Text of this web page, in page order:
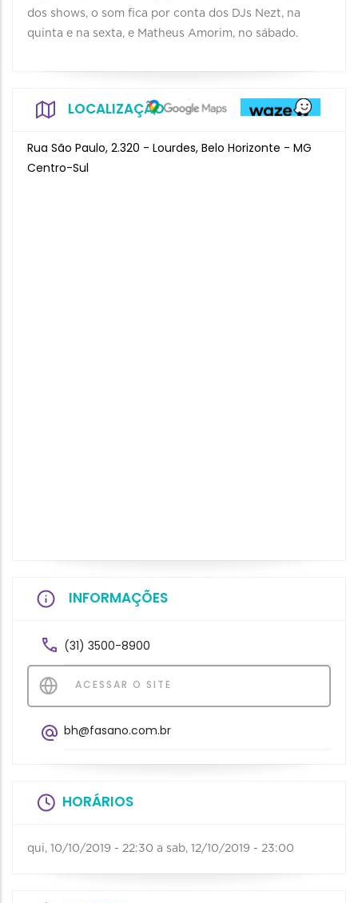
dos shows, o som fica por conta dos DJs Nezt, na
quinta e na sexta, e Matheus Amorim, no sábado.
LOCALIZAÇÃO
Rua São Paulo, 2.320 - Lourdes, Belo Horizonte - MG
Centro-Sul
INFORMAÇÕES
(31) 3500-8900
ACESSAR O SITE
bh@fasano.com.br
HORÁRIOS
qui, 10/10/2019 - 22:30 a sab, 12/10/2019 - 23:00